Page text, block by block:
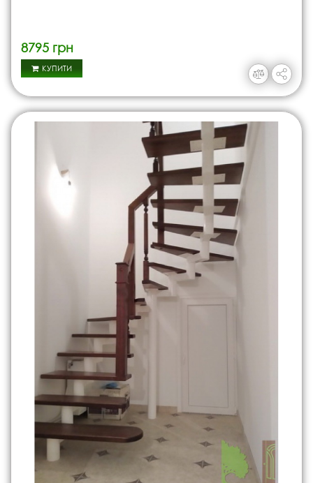
8795 грн
КУПИТИ